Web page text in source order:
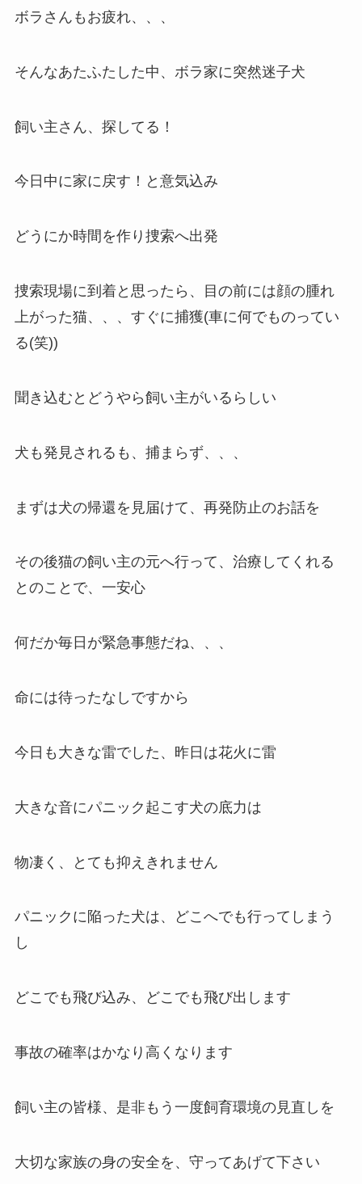
ボラさんもお疲れ、、、
そんなあたふたした中、ボラ家に突然迷子犬
飼い主さん、探してる！
今日中に家に戻す！と意気込み
どうにか時間を作り捜索へ出発
捜索現場に到着と思ったら、目の前には顔の腫れ
上がった猫、、、すぐに捕獲(車に何でものってい
る(笑))
聞き込むとどうやら飼い主がいるらしい
犬も発見されるも、捕まらず、、、
まずは犬の帰還を見届けて、再発防止のお話を
その後猫の飼い主の元へ行って、治療してくれる
とのことで、一安心
何だか毎日が緊急事態だね、、、
命には待ったなしですから
今日も大きな雷でした、昨日は花火に雷
大きな音にパニック起こす犬の底力は
物凄く、とても抑えきれません
パニックに陥った犬は、どこへでも行ってしまう
し
どこでも飛び込み、どこでも飛び出します
事故の確率はかなり高くなります
飼い主の皆様、是非もう一度飼育環境の見直しを
大切な家族の身の安全を、守ってあげて下さい